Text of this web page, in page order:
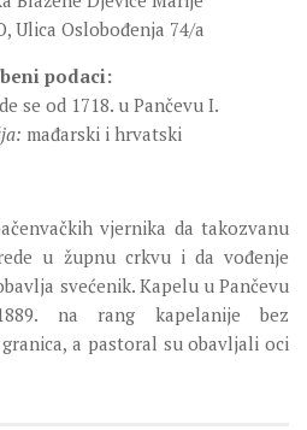
Ulica Oslobođenja 74/a
podaci:
se od 1718. u Pančevu I.
mađarski i hrvatski
vjernika da takozvanu
u župnu crkvu i da vođenje
svećenik. Kapelu u Pančevu
na rang kapelanije bez
a pastoral su obavljali oci